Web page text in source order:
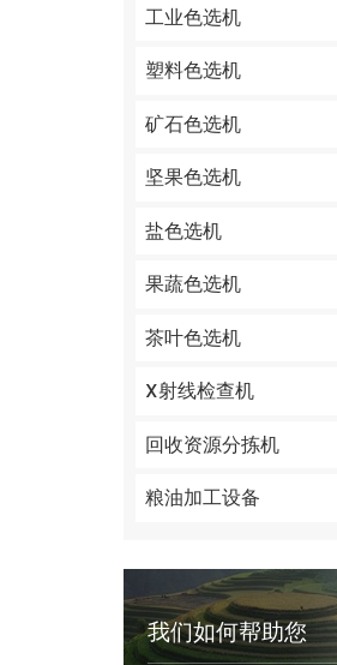
工业色选机
塑料色选机
矿石色选机
坚果色选机
盐色选机
果蔬色选机
茶叶色选机
X射线检查机
回收资源分拣机
粮油加工设备
我们如何帮助您